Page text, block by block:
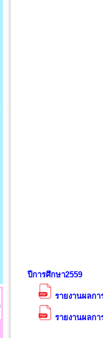
ปีการศึกษา2559
รายงานผลก
รายงานผลก